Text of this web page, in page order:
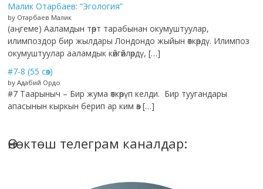
Малик Отарбаев: “Эгология”
by Отарбаев Малик
(аңгеме) Ааламдын төрт тарабынан окумуштуулар,
илимпоздор бир жылдары Лондондо жыйын өткөрдү. Илимпоз
окумуштуулар ааламдык көйгөйлөрдү, […]
#7-8 (55 сөз)
by Адабий Ордо
#7 Таарыныч – Бир жума өткөрүп келди. Бир туугандары
апасынын кыркын берип ар ким өз […]
Өнөктөш телеграм каналдар: